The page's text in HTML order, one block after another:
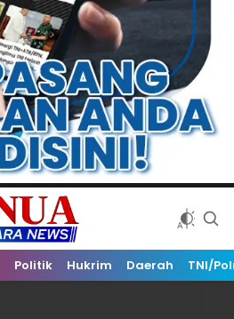
Politik Hukrim Daerah TNI/